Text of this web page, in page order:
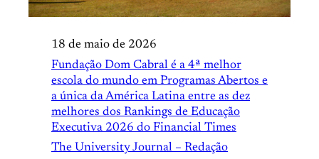
18 de maio de 2026
Fundação Dom Cabral é a 4ª melhor
escola do mundo em Programas Abertos e
a única da América Latina entre as dez
melhores dos Rankings de Educação
Executiva 2026 do Financial Times
The University Journal – Redação